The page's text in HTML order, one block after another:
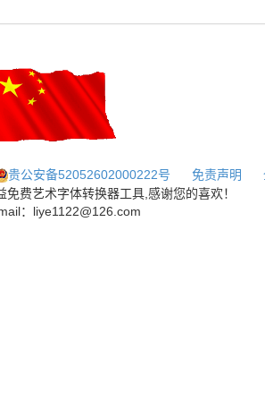
贵公安备52052602000222号 免责声明
免费艺术字体转换器工具,感谢您的喜欢！
：liye1122@126.com